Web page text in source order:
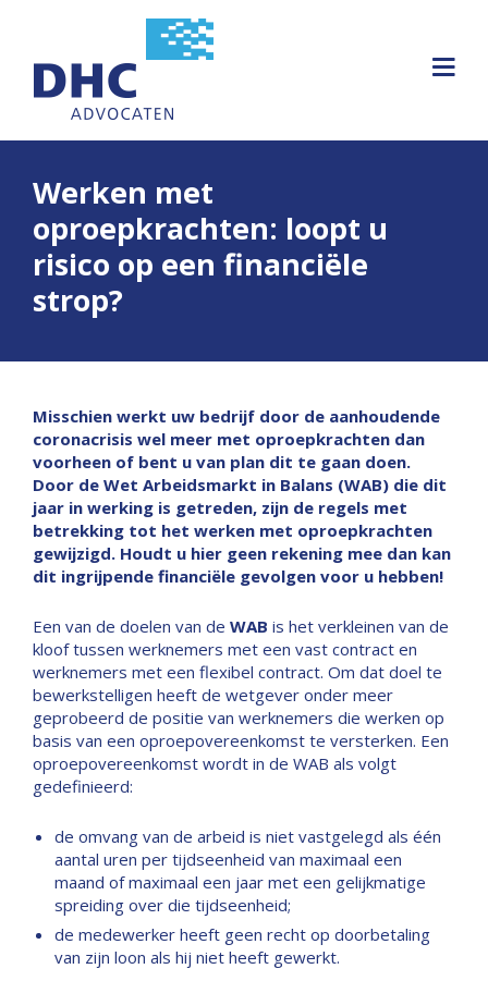
Werken met
oproepkrachten: loopt u
risico op een financiële
strop?
Misschien werkt uw bedrijf door de aanhoudende
coronacrisis wel meer met oproepkrachten dan
voorheen of bent u van plan dit te gaan doen.
Door de Wet Arbeidsmarkt in Balans (WAB) die dit
jaar in werking is getreden, zijn de regels met
betrekking tot het werken met oproepkrachten
gewijzigd. Houdt u hier geen rekening mee dan kan
dit ingrijpende financiële gevolgen voor u hebben!
Een van de doelen van de WAB is het verkleinen van de
kloof tussen werknemers met een vast contract en
werknemers met een flexibel contract. Om dat doel te
bewerkstelligen heeft de wetgever onder meer
geprobeerd de positie van werknemers die werken op
basis van een oproepovereenkomst te versterken. Een
oproepovereenkomst wordt in de WAB als volgt
gedefinieerd:
de omvang van de arbeid is niet vastgelegd als één
aantal uren per tijdseenheid van maximaal een
maand of maximaal een jaar met een gelijkmatige
spreiding over die tijdseenheid;
de medewerker heeft geen recht op doorbetaling
van zijn loon als hij niet heeft gewerkt.